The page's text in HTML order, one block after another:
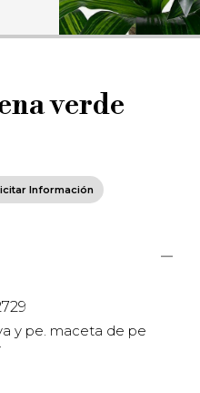
verde
Información
y pe. maceta de pe